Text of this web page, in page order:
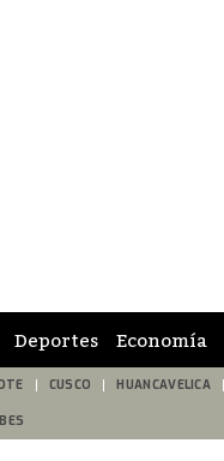
Deportes Economía
CUSCO HUANCAVELICA